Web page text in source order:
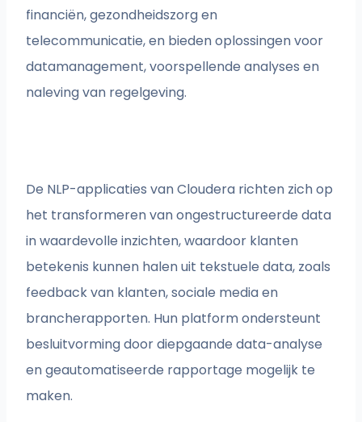
financiën, gezondheidszorg en
telecommunicatie, en bieden oplossingen voor
datamanagement, voorspellende analyses en
naleving van regelgeving.
De NLP-applicaties van Cloudera richten zich op
het transformeren van ongestructureerde data
in waardevolle inzichten, waardoor klanten
betekenis kunnen halen uit tekstuele data, zoals
feedback van klanten, sociale media en
brancherapporten. Hun platform ondersteunt
besluitvorming door diepgaande data-analyse
en geautomatiseerde rapportage mogelijk te
maken.